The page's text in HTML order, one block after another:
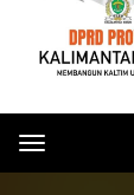
Toggle
navigation